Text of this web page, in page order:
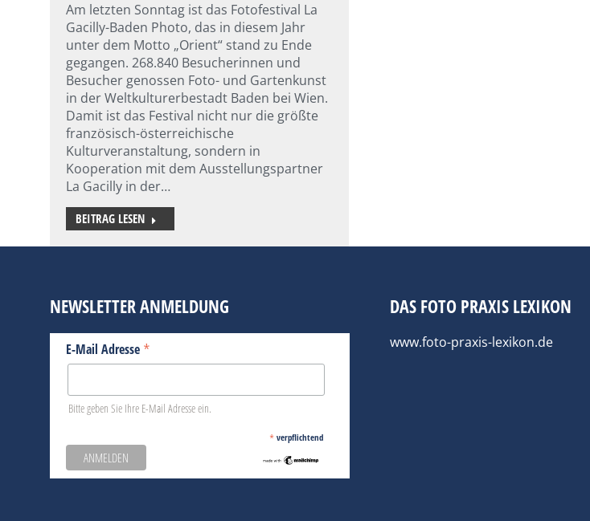
Am letzten Sonntag ist das Fotofestival La
Gacilly-Baden Photo, das in diesem Jahr
unter dem Motto „Orient“ stand zu Ende
gegangen. 268.840 Besucherinnen und
Besucher genossen Foto- und Gartenkunst
in der Weltkulturerbestadt Baden bei Wien.
Damit ist das Festival nicht nur die größte
französisch-österreichische
Kulturveranstaltung, sondern in
Kooperation mit dem Ausstellungspartner
La Gacilly in der…
BEITRAG LESEN
NEWSLETTER ANMELDUNG
E-Mail Adresse *
Bitte geben Sie Ihre E-Mail Adresse ein.
* verpflichtend
DAS FOTO PRAXIS LEXIKON
www.foto-praxis-lexikon.de